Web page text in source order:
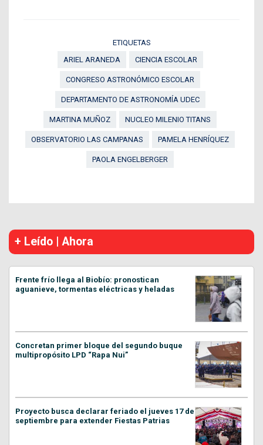
ETIQUETAS
ARIEL ARANEDA
CIENCIA ESCOLAR
CONGRESO ASTRONÓMICO ESCOLAR
DEPARTAMENTO DE ASTRONOMÍA UDEC
MARTINA MUÑOZ NUCLEO MILENIO TITANS
OBSERVATORIO LAS CAMPANAS PAMELA HENRÍQUEZ
PAOLA ENGELBERGER
+ Leído | Ahora
Frente frío llega al Biobío: pronostican
aguanieve, tormentas eléctricas y heladas
Concretan primer bloque del segundo buque
multipropósito LPD “Rapa Nui”
Proyecto busca declarar feriado el jueves 17 de
septiembre para extender Fiestas Patrias